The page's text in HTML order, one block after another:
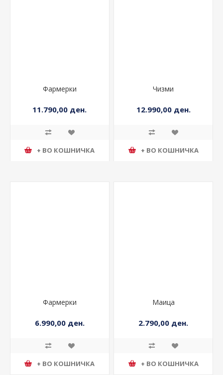
Фармерки
11.790,00 ден.
+ ВО КОШНИЧКА
Чизми
12.990,00 ден.
+ ВО КОШНИЧКА
Фармерки
6.990,00 ден.
+ ВО КОШНИЧКА
Маица
2.790,00 ден.
+ ВО КОШНИЧКА